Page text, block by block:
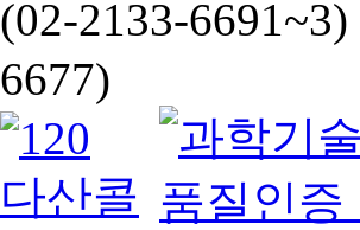
(02-2133-6691~3)
6677)